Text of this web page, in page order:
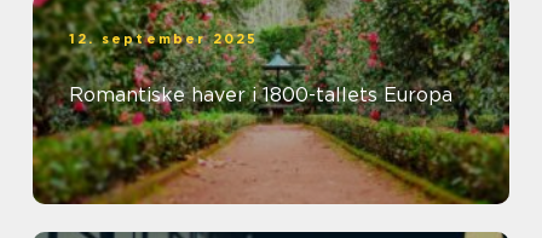
12. september 2025
Romantiske haver i 1800-tallets Europa